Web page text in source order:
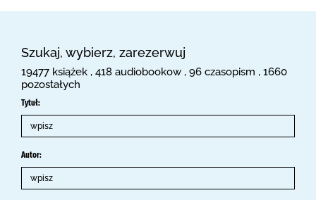
Szukaj, wybierz, zarezerwuj
19477 książek , 418 audiobookow , 96 czasopism , 1660
pozostałych
Tytuł:
Autor: